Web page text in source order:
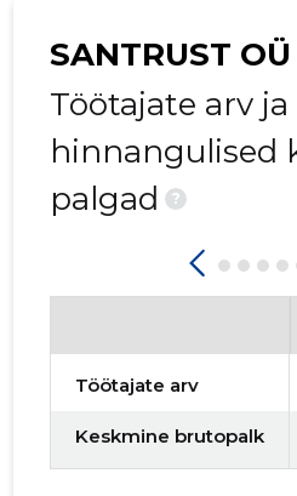
SANTRUST OÜ
Töötajate arv ja
hinnangulised
palgad
?
Töötajate arv
Keskmine brutopalk